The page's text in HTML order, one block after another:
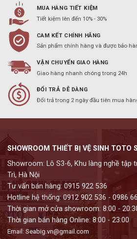
MUA HÀNG TIẾT KIỆM
Tiết kiệm lên đến 10% - 30%
CAM KẾT CHÍNH HÃNG
Sản phẩm chính hàng và được bảo
VẬN CHUYỂN GIAO HÀNG
Giao hàng nhanh chóng trong 24h
ĐỔI TRẢ DỄ DÀNG
Đổi trả trong 2 ngày đầu tiên mua
SHOWROOM THIẾT BỊ VỆ SINH TOTO
Showroom: Lô S3-6, Khu làng nghề tập
Trì, Hà Nội
Tư vấn bán hàng: 0915 922 536
Hotline hệ thống: 0912 902 536 - 0986
Thời gian mở cửa showroom: 8:00 -
Thời gian bán hàng Online: 8:00 - 23:00
Email: Seabig.vn@gmail.com